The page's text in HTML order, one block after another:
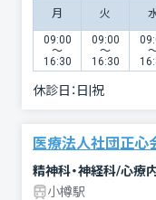
月 火
09:00
〜
16:30
09:00
〜
16:30
休診日： 日|祝
医療法人社団正心
精神科・神経科/心療
小樽駅